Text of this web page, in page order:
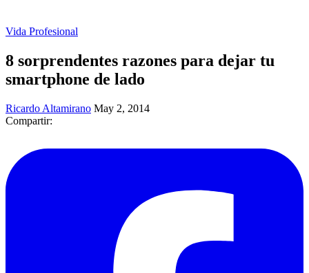
Vida Profesional
8 sorprendentes razones para dejar tu
smartphone de lado
Ricardo Altamirano May 2, 2014
Compartir: